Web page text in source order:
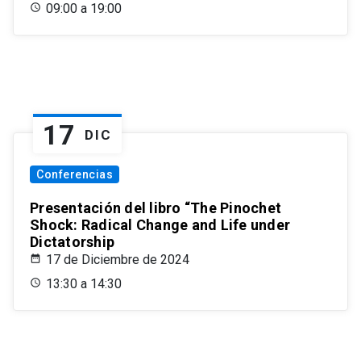
09:00 a 19:00
17 DIC
Conferencias
Presentación del libro “The Pinochet
Shock: Radical Change and Life under
Dictatorship
17 de Diciembre de 2024
13:30 a 14:30